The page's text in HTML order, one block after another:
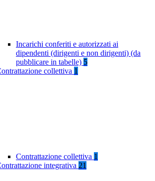
Incarichi conferiti e autorizzati ai
dipendenti (dirigenti e non dirigenti) (da
pubblicare in tabelle) 5
collettiva 1
Contrattazione collettiva 1
integrativa 21